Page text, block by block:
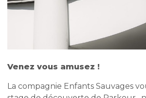
Venez vous amusez !
La compagnie Enfants Sauvages